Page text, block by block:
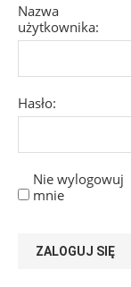
Nazwa
użytkownika:
Hasło:
Nie wylogowuj
mnie
ZALOGUJ SIĘ